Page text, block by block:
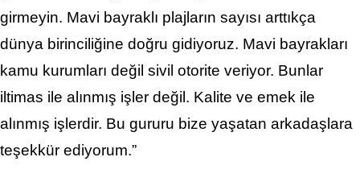
girmeyin. Mavi bayraklı plajların sayısı arttıkça
dünya birinciliğine doğru gidiyoruz. Mavi bayrakları
kamu kurumları değil sivil otorite veriyor. Bunlar
iltimas ile alınmış işler değil. Kalite ve emek ile
alınmış işlerdir. Bu gururu bize yaşatan arkadaşlara
teşekkür ediyorum.”